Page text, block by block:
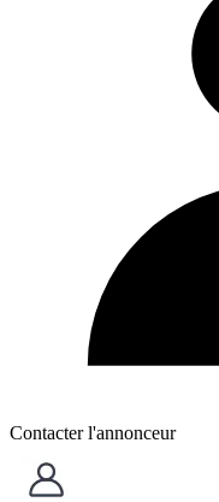
Contacter l'annonceur